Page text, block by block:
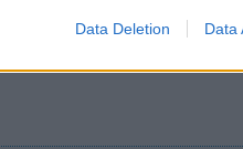
Data Deletion Data